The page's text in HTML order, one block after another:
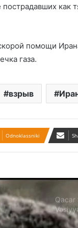
как
помощи
газа.
взрыв
Odnoklassniki
“Əlilliyi
Qacar
Fəruqi